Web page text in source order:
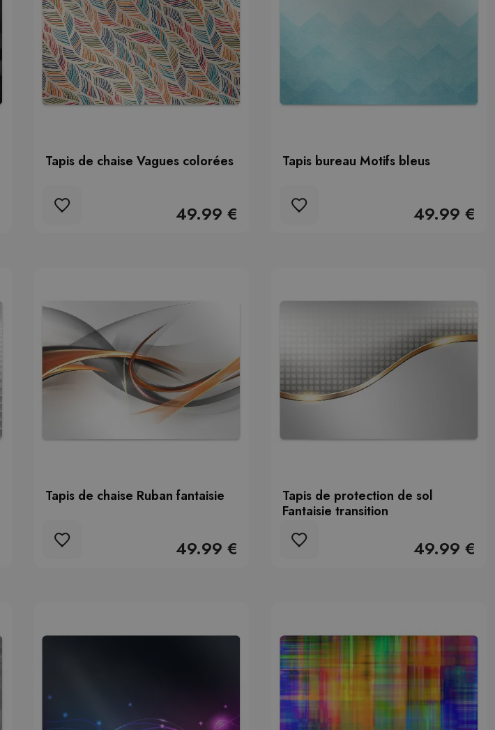
Tapis de chaise Vagues colorées
49.99 €
Tapis bureau Motifs bleus
49.99 €
Tapis de chaise Ruban fantaisie
49.99 €
Tapis de protection de sol
Fantaisie transition
49.99 €